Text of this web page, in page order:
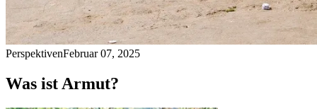
PerspektivenFebruar 07, 2025
Was ist Armut?